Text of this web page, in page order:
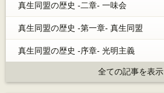
真生同盟の歴史 -二章- 一味会
真生同盟の歴史 -第一章- 真生同盟
真生同盟の歴史 -序章- 光明主義
全ての記事を表示